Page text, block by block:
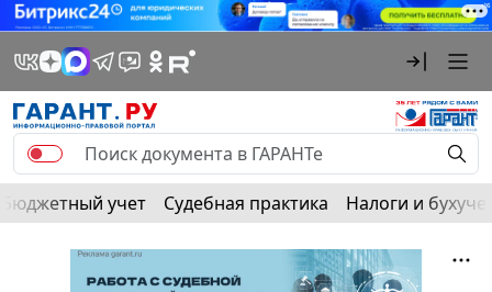
Бюджетный учет Судебная практика Налоги и